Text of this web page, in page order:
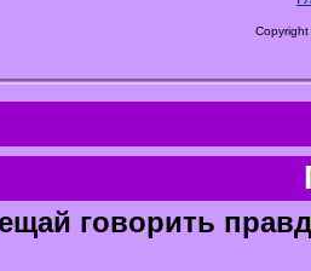
говорить